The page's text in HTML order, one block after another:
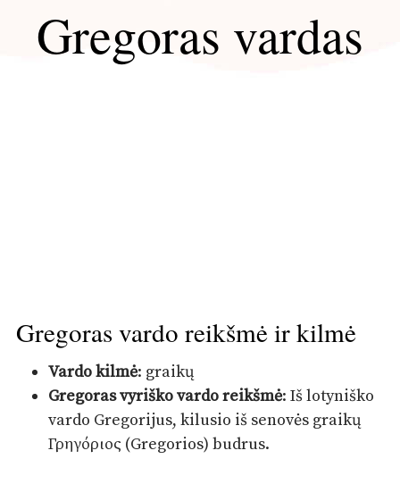
Gregoras vardas
Gregoras vardo reikšmė ir kilmė
Vardo kilmė: graikų
Gregoras vyriško vardo reikšmė: Iš lotyniško
vardo Gregorijus, kilusio iš senovės graikų
Γρηγόριος (Gregorios) budrus.